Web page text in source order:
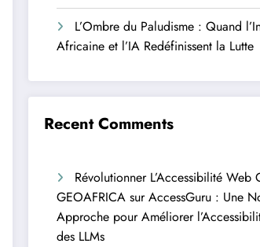
L’Ombre du Paludisme : Quand
Africaine et l’IA Redéfinissent la Lutte
Recent Comments
Révolutionner L’Accessibilité Web
GEOAFRICA surAccessGuru : Une
Approche pour Améliorer
des LLMs